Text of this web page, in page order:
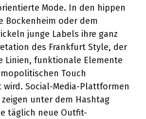
Mode. In den hippen
Bockenheim oder dem
junge Labels ihre ganz
des Frankfurt Style, der
Linien, funktionale Elemente
Touch
wird. Social-Media-Plattformen
unter dem Hashtag
täglich neue Outfit-